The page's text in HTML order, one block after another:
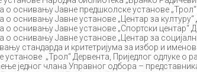
о оснивању Јавне предшколске установе
о оснивању Јавне установе „Центар за културу“
о оснивању Јавне установе „Спортски центар“
о оснивању Јавне установе „Центар за
стандарда и критетријума за избор и
„Трол“ Дервента, Приједлог одлуке о
једног члана Управног одбора –